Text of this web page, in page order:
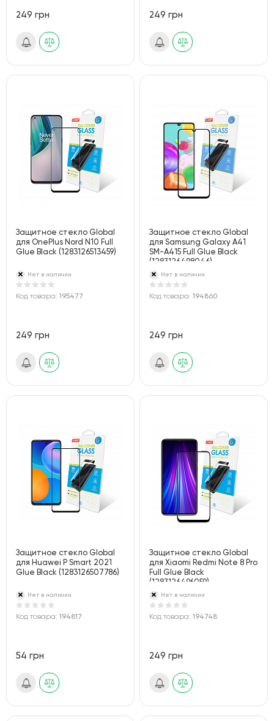
249 грн 249 грн
Защитное стекло Global
для OnePlus Nord N10 Full
Glue Black (1283126513459)
Нет в наличии
Код товара: 195477
249 грн
Защитное стекло Global
для Samsung Galaxy A41
SM-A415 Full Glue Black
(1283126498046)
Нет в наличии
Код товара:194860
249 грн
Защитное стекло Global
для Huawei P Smart 2021
Glue Black (1283126507786)
Нет в наличии
Код товара: 194817
54 грн
Защитное стекло Global
для Xiaomi Redmi Note 8 Pro
Full Glue Black
(1283126496059)
Нет в наличии
Код товара:194748
249 грн